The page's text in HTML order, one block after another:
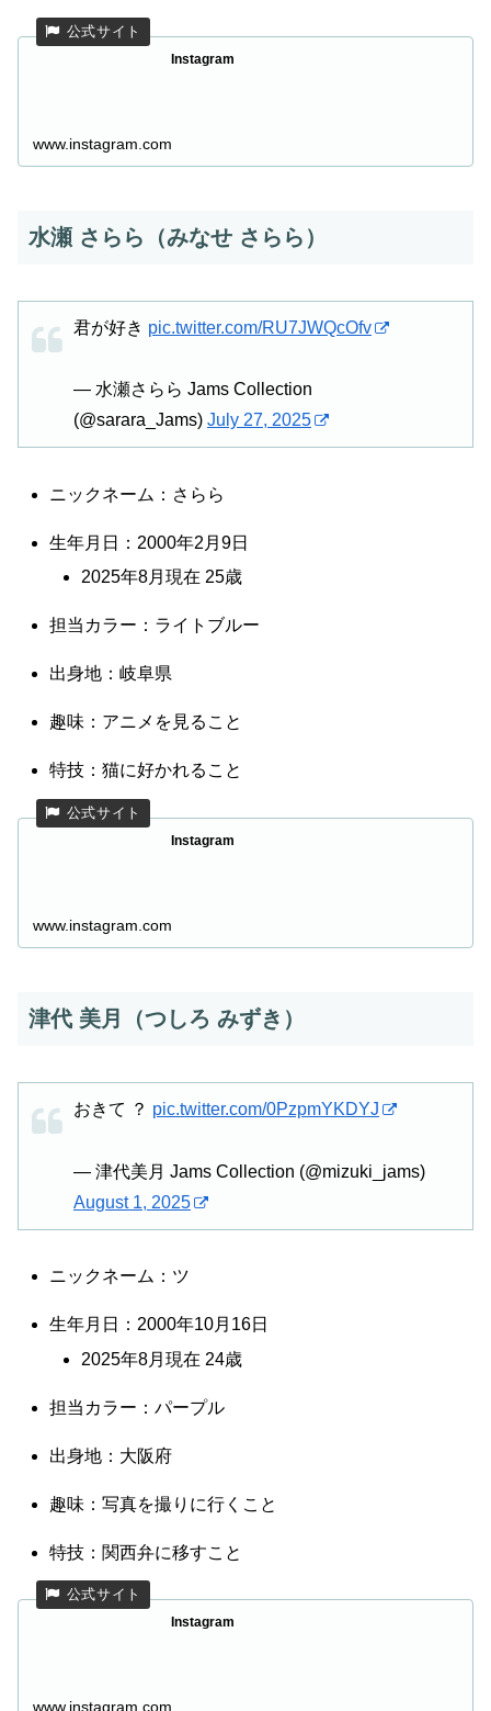
Instagram
www.instagram.com
水瀬 さらら（みなせ さらら）
君が好き pic.twitter.com/RU7JWQcOfv
— 水瀬さらら Jams Collection
(@sarara_Jams) July 27, 2025
ニックネーム：さらら
生年月日：2000年2月9日
2025年8月現在 25歳
担当カラー：ライトブルー
出身地：岐阜県
趣味：アニメを見ること
特技：猫に好かれること
Instagram
www.instagram.com
津代 美月（つしろ みずき）
おきて ？ pic.twitter.com/0PzpmYKDYJ
— 津代美月 Jams Collection (@mizuki_jams)
August 1, 2025
ニックネーム：ツ
生年月日：2000年10月16日
2025年8月現在 24歳
担当カラー：パープル
出身地：大阪府
趣味：写真を撮りに行くこと
特技：関西弁に移すこと
Instagram
www.instagram.com